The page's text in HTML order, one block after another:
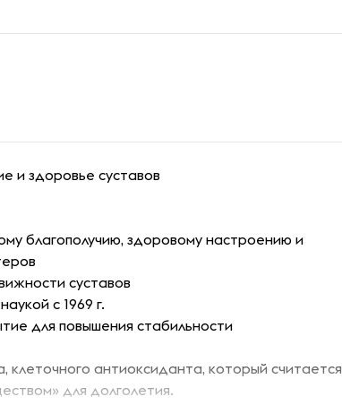
и здоровье суставов
благополучию, здоровому настроению и
суставов
с 1969 г.
для повышения стабильности
клеточного антиоксиданта, который считается
для долголетия.